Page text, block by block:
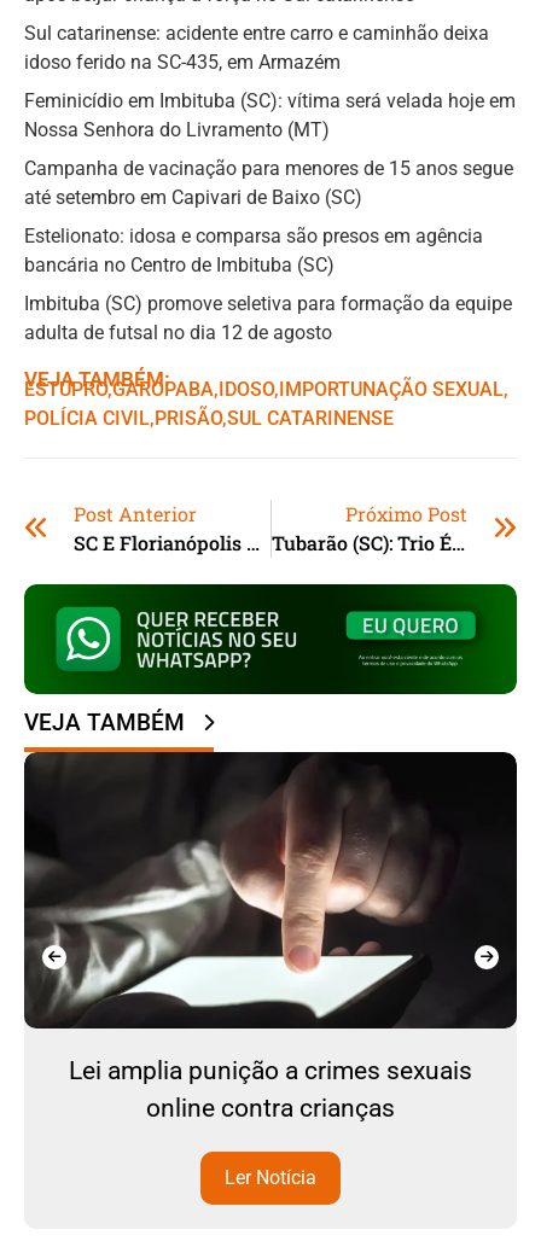
Sul catarinense: acidente entre carro e caminhão deixa
idoso ferido na SC-435, em Armazém
Feminicídio em Imbituba (SC): vítima será velada hoje em
Nossa Senhora do Livramento (MT)
Campanha de vacinação para menores de 15 anos segue
até setembro em Capivari de Baixo (SC)
Estelionato: idosa e comparsa são presos em agência
bancária no Centro de Imbituba (SC)
Imbituba (SC) promove seletiva para formação da equipe
adulta de futsal no dia 12 de agosto
VEJA TAMBÉM:
ESTUPRO,ㅤGAROPABA,ㅤ IDOSO,ㅤ IMPORTUNAÇÃO SEXUAL,ㅤ
POLÍCIA CIVIL,ㅤ PRISÃO,ㅤSUL CATARINENSE
Post Anterior
SC E Florianópolis Lideram Ranking Com Melhores Índices De Segurança Do País
Próximo Post
Tubarão (SC): Trio É Preso Por Golpes Em Agências Bancárias
VEJA TAMBÉM
Lei amplia punição a crimes sexuais
online contra crianças
Ler Notícia